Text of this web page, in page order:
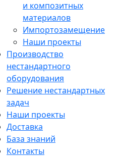
и композитных
материалов
Импортозамещение
Наши проекты
Производство
нестандартного
оборудования
Решение нестандартных
задач
Наши проекты
Доставка
База знаний
Контакты